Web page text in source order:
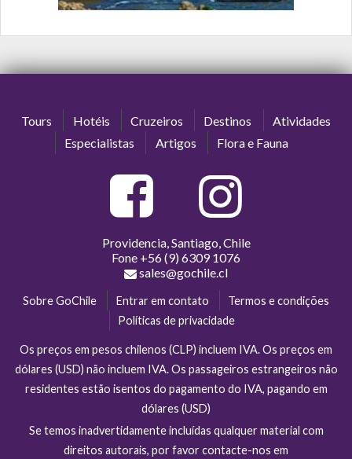
Tours Hotéis Cruzeiros Destinos
Atividades
Especialistas
Artigos Flora e Fauna
Providencia, Santiago, Chile
Fone +56 (9) 6309 1076
sales@gochile.cl
Sobre GoChile Entrar em contato
Termos e condições
Políticas de privacidade
Os preços em pesos chilenos (CLP) incluem IVA. Os preços em
dólares (USD) não incluem IVA. Os passageiros estrangeiros não
residentes estão isentos do pagamento do IVA, pagando em
dólares (USD)
Se temos inadvertidamente incluídas qualquer material com
direitos autorais, por favor contacte-nos em